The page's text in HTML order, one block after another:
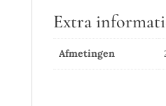
Extra
Afmetingen